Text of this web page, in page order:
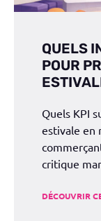
QUELS
POUR
Quels KPI
estivale en
critique
DÉCOUVRIR